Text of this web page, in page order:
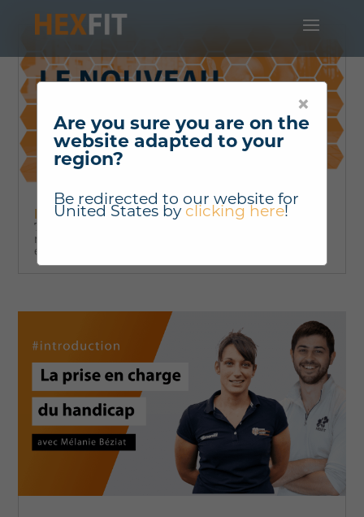
×
Are you sure you are on the
website adapted to your
region?
Be redirected to our website for
United Statesby clicking here!
HEXFIT lance sa nouvelle version!
7 ans après son premier lancement, Hexfit fait peau
neuve dans sa toute nouvelle version 2022
entièrement repensée, enrichie et ultra-simplifiée.